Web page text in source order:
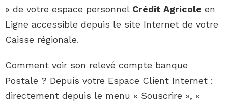
» de votre espace personnel Crédit Agricole en
Ligne accessible depuis le site Internet de votre
Caisse régionale.
Comment voir son relevé compte banque
Postale ? Depuis votre Espace Client Internet :
directement depuis le menu « Souscrire », «